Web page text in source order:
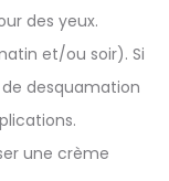
des yeux.
et/ou soir). Si
desquamation
une crème